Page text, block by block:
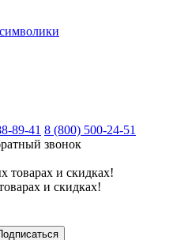
89-41 8 (800) 500-24-51
звонок
и скидках!